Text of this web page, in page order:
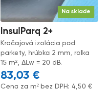
Na sklade
InsulParq 2+
Kročajová izolácia pod
parkety, hrúbka 2 mm, rolka
15 m², ΔLw = 20 dB.
83,03 €
Cena za m² bez DPH: 4,50 €